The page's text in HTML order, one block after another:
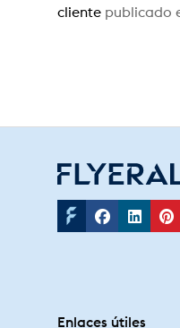
cliente publicado
Enlaces útiles